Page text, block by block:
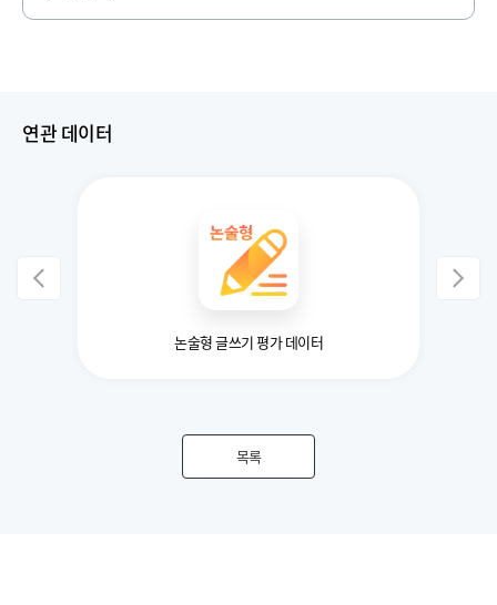
연관 데이터
논술형 글쓰기 평가 데이터
목록